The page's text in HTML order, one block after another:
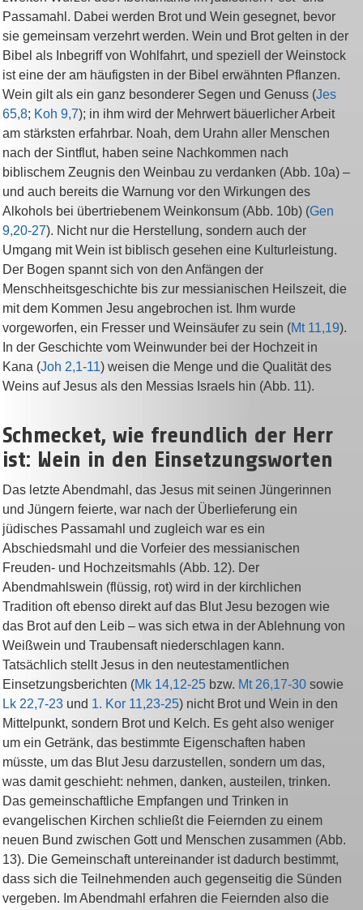
Passamahl. Dabei werden Brot und Wein gesegnet, bevor
sie gemeinsam verzehrt werden. Wein und Brot gelten in der
Bibel als Inbegriff von Wohlfahrt, und speziell der Weinstock
ist eine der am häufigsten in der Bibel erwähnten Pflanzen.
Wein gilt als ein ganz besonderer Segen und Genuss (Jes
65,8; Koh 9,7); in ihm wird der Mehrwert bäuerlicher Arbeit
am stärksten erfahrbar. Noah, dem Urahn aller Menschen
nach der Sintflut, haben seine Nachkommen nach
biblischem Zeugnis den Weinbau zu verdanken (Abb. 10a) –
und auch bereits die Warnung vor den Wirkungen des
Alkohols bei übertriebenem Weinkonsum (Abb. 10b) (Gen
9,20-27). Nicht nur die Herstellung, sondern auch der
Umgang mit Wein ist biblisch gesehen eine Kulturleistung.
Der Bogen spannt sich von den Anfängen der
Menschheitsgeschichte bis zur messianischen Heilszeit, die
mit dem Kommen Jesu angebrochen ist. Ihm wurde
vorgeworfen, ein Fresser und Weinsäufer zu sein (Mt 11,19).
In der Geschichte vom Weinwunder bei der Hochzeit in
Kana (Joh 2,1-11) weisen die Menge und die Qualität des
Weins auf Jesus als den Messias Israels hin (Abb. 11).
Schmecket, wie freundlich der Herr
ist: Wein in den Einsetzungsworten
Das letzte Abendmahl, das Jesus mit seinen Jüngerinnen
und Jüngern feierte, war nach der Überlieferung ein
jüdisches Passamahl und zugleich war es ein
Abschiedsmahl und die Vorfeier des messianischen
Freuden- und Hochzeitsmahls (Abb. 12). Der
Abendmahlswein (flüssig, rot) wird in der kirchlichen
Tradition oft ebenso direkt auf das Blut Jesu bezogen wie
das Brot auf den Leib – was sich etwa in der Ablehnung von
Weißwein und Traubensaft niederschlagen kann.
Tatsächlich stellt Jesus in den neutestamentlichen
Einsetzungsberichten (Mk 14,12-25 bzw. Mt 26,17-30 sowie
Lk 22,7-23 und 1. Kor 11,23-25) nicht Brot und Wein in den
Mittelpunkt, sondern Brot und Kelch. Es geht also weniger
um ein Getränk, das bestimmte Eigenschaften haben
müsste, um das Blut Jesu darzustellen, sondern um das,
was damit geschieht: nehmen, danken, austeilen, trinken.
Das gemeinschaftliche Empfangen und Trinken in
evangelischen Kirchen schließt die Feiernden zu einem
neuen Bund zwischen Gott und Menschen zusammen (Abb.
13). Die Gemeinschaft untereinander ist dadurch bestimmt,
dass sich die Teilnehmenden auch gegenseitig die Sünden
vergeben. Im Abendmahl erfahren die Feiernden also die